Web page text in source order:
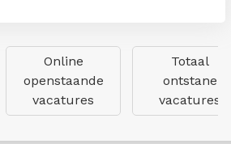
Online
openstaande
vacatures
Totaal
ontstane
vacatures